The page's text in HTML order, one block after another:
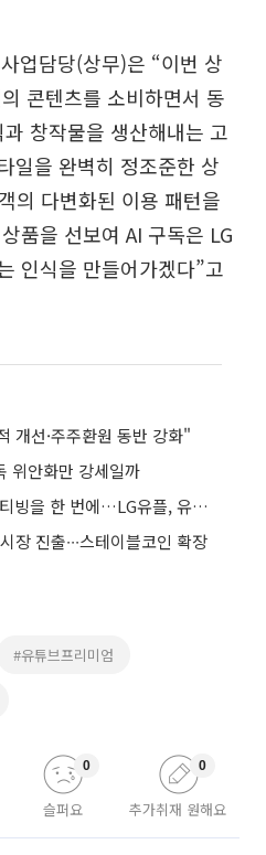
업담당(상무)은 “이번 상
콘텐츠를 소비하면서 동
창작물을 생산해내는 고
일을 완벽히 정조준한 상
의 다변화된 이용 패턴을
품을 선보여 AI 구독은 LG
인식을 만들어가겠다”고
개선·주주환원 동반 강화"
위안화만 강세일까
넷플릭스·유튜브 프리미엄·티빙을 한 번에…LG유플, 유독 ‘더블스트리밍 연간권’ 혜택
진출∙∙∙스테이블코인 확장
#유튜브프리미엄
슬퍼요
0
추가취재 원해요
0